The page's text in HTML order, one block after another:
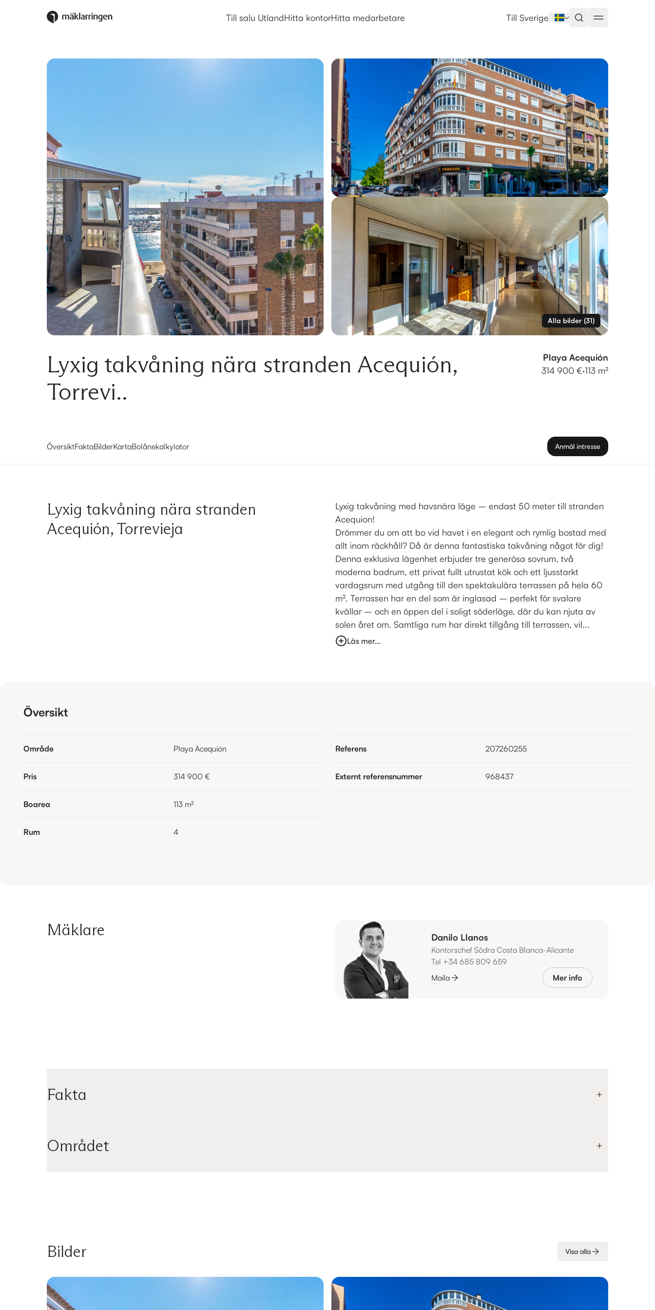
Till salu UtlandHitta kontorHitta medarbetare Till Sverige
Alla bilder(31)
Lyxig takvåning nära stranden Acequión,
Torrevi..
Playa Acequión
314 900 €·113 m²
ÖversiktFaktaBilderKartaBolånekalkylator Anmäl intresse
Lyxig takvåning nära stranden
Acequión, Torrevieja
Lyxig takvåning med havsnära läge – endast 50 meter till stranden
Acequion!
Drömmer du om att bo vid havet i en elegant och rymlig bostad med
allt inom räckhåll? Då är denna fantastiska takvåning något för dig!
Denna exklusiva lägenhet erbjuder tre generösa sovrum, två
moderna badrum, ett privat fullt utrustat kök och ett ljusstarkt
vardagsrum med utgång till den spektakulära terrassen på hela 60
m². Terrassen har en del som är inglasad – perfekt för svalare
kvällar – och en öppen del i soligt söderläge, där du kan njuta av
solen året om. Samtliga rum har direkt tillgång till terrassen, vil...
Läs mer...
Översikt
Område Playa Acequión
Pris 314 900 €
Boarea 113 m²
Rum 4
Referens 207260255
Externt referensnummer 968437
Mäklare Danilo Llanos
Kontorschef Södra Costa Blanca-Alicante
Tel +34 685 809 659
Maila
Mer info
Fakta
Området
Bilder Visa alla